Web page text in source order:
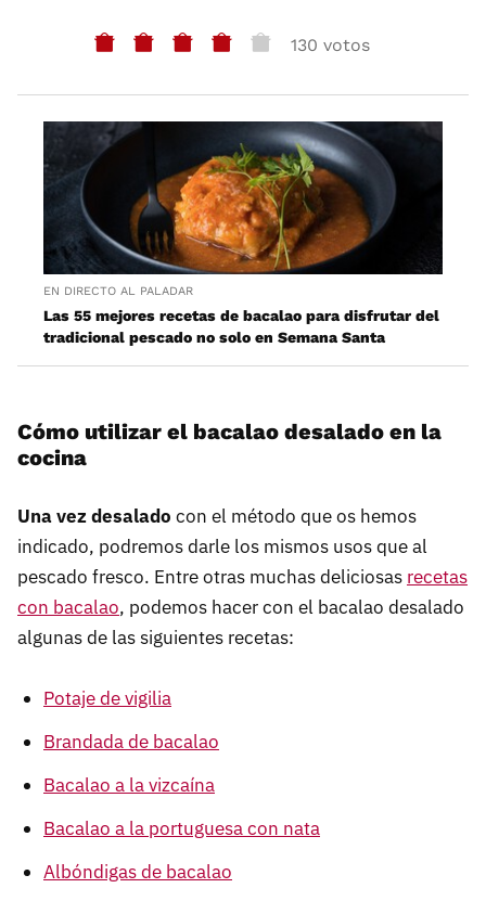
130 votos
EN DIRECTO AL PALADAR
Las 55 mejores recetas de bacalao para disfrutar del
tradicional pescado no solo en Semana Santa
Cómo utilizar el bacalao desalado en la
cocina
Una vez desalado con el método que os hemos
indicado, podremos darle los mismos usos que al
pescado fresco. Entre otras muchas deliciosas recetas
con bacalao, podemos hacer con el bacalao desalado
algunas de las siguientes recetas:
Potaje de vigilia
Brandada de bacalao
Bacalao a la vizcaína
Bacalao a la portuguesa con nata
Albóndigas de bacalao